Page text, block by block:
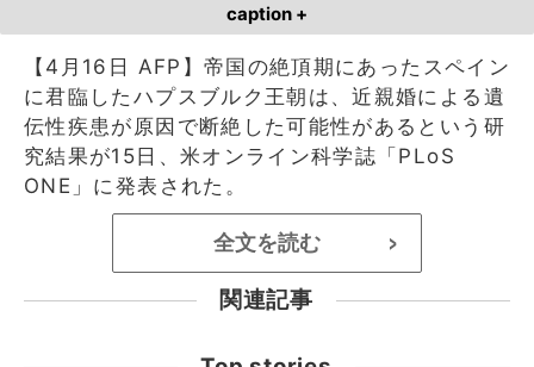
caption +
【4月16日 AFP】帝国の絶頂期にあったスペイン
に君臨したハプスブルク王朝は、近親婚による遺
伝性疾患が原因で断絶した可能性があるという研
究結果が15日、米オンライン科学誌「PLoS
ONE」に発表された。
全文を読む >
関連記事